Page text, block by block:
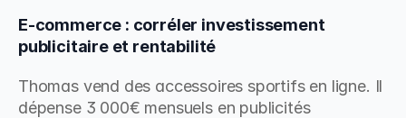
E-commerce : corréler investissement
publicitaire et rentabilité
Thomas vend des accessoires sportifs en ligne. Il
dépense 3 000€ mensuels en publicités